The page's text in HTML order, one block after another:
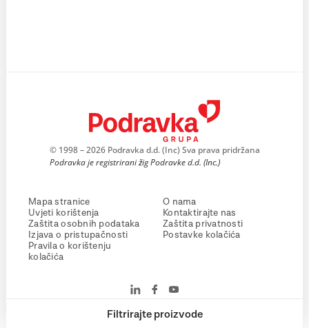
Filtrirajte proizvode
© 1998 – 2026 Podravka d.d. (Inc) Sva prava pridržana
Podravka je registrirani žig Podravke d.d. (Inc.)
Mapa stranice
Uvjeti korištenja
Zaštita osobnih podataka
Izjava o pristupačnosti
Pravila o korištenju
kolačića
O nama
Kontaktirajte nas
Zaštita privatnosti
Postavke kolačića